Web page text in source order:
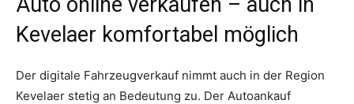
Kevelaer komfortabel möglich
Der digitale Fahrzeugverkauf nimmt auch in der Region
Kevelaer stetig an Bedeutung zu. Der Autoankauf